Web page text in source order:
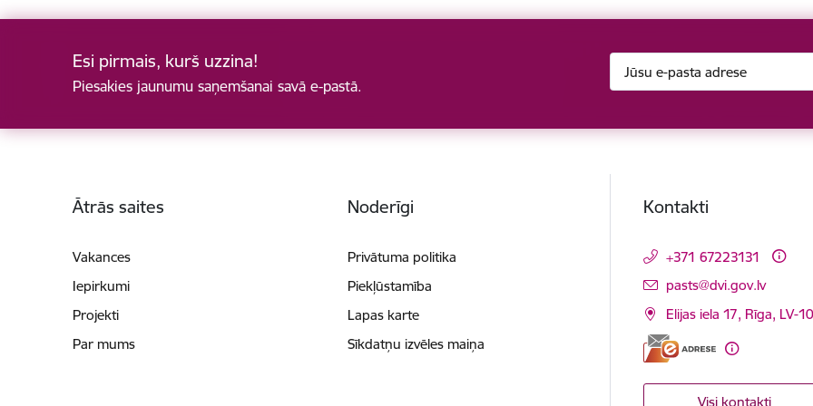
Esi pirmais, kurš uzzina!
Piesakies jaunumu saņemšanai savā e-pastā.
Ātrās saites
Vakances
Iepirkumi
Projekti
Par mums
Noderīgi
Privātuma politika
Piekļūstamība
Lapas karte
Sīkdatņu izvēles maiņa
Kontakti
+371 67223131
E-pasts:
pasts@dvi.gov.lv
Elijas iela 17, Rīga, LV-
Visi kontakti